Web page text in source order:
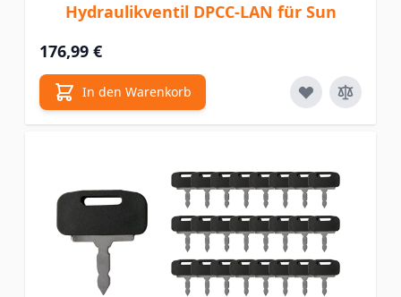
Hydraulikventil DPCC-LAN für Sun
176,99 €
In den Warenkorb